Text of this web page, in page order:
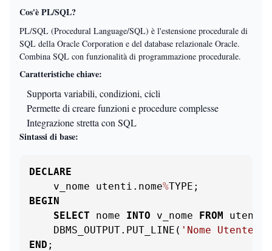
Cos'è PL/SQL?
PL/SQL (Procedural Language/SQL) è l'estensione procedurale di
SQL della Oracle Corporation e del database relazionale Oracle.
Combina SQL con funzionalità di programmazione procedurale.
Caratteristiche chiave:
Supporta variabili, condizioni, cicli
Permette di creare funzioni e procedure complesse
Integrazione stretta con SQL
Sintassi di base:
DECLARE
    v_nome utenti.nome
%
BEGIN
SELECT nome INTO v_nome FROM utenti
    DBMS_OUTPUT.PUT_LINE(
'Nome Utente: '
END ;